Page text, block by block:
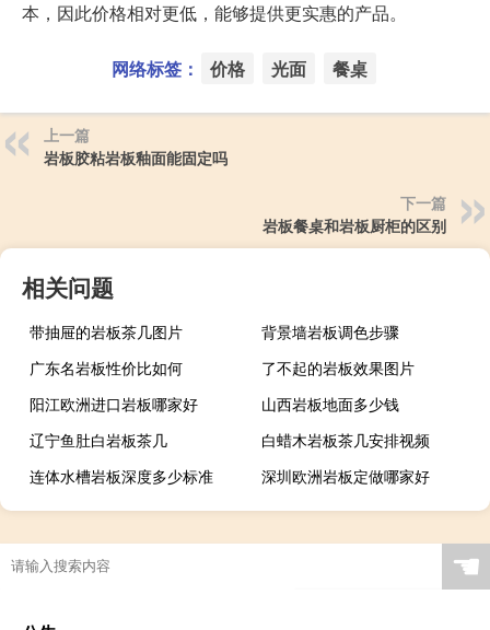
本，因此价格相对更低，能够提供更实惠的产品。
网络标签： 价格 光面 餐桌
上一篇
岩板胶粘岩板釉面能固定吗
下一篇
岩板餐桌和岩板厨柜的区别
相关问题
带抽屉的岩板茶几图片
背景墙岩板调色步骤
广东名岩板性价比如何
了不起的岩板效果图片
阳江欧洲进口岩板哪家好
山西岩板地面多少钱
辽宁鱼肚白岩板茶几
白蜡木岩板茶几安排视频
连体水槽岩板深度多少标准
深圳欧洲岩板定做哪家好
广西现代简约岩板贵吗
岩板当背景墙好吗
茶几桌客厅京东自营岩板
瓷砖岩板能打磨吗吗
特别的岩板图案是什么
☚